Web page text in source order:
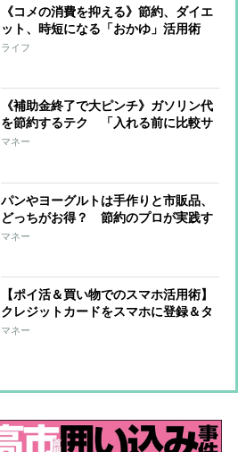
《コメの消費を抑える》節約、ダイエ
ット、時短になる「おかゆ」活用術
「少量でお腹いっぱいに」「体が温ま
ライフ
《補助金終了で大ピンチ》ガソリン代
を節約するテク 「入れる前に比較サ
イト活用」「エコドライブで燃費の向
マネー
パンやヨーグルトは手作りと市販品、
どっちがお得？ 節約のプロが実践す
るホームベーカリーやヨーグルトメー
マネー
【ポイ活＆買い物でのスマホ活用術】
クレジットカードをスマホに登録＆タ
ッチ決済で還元率アップも 自分の経
マネー